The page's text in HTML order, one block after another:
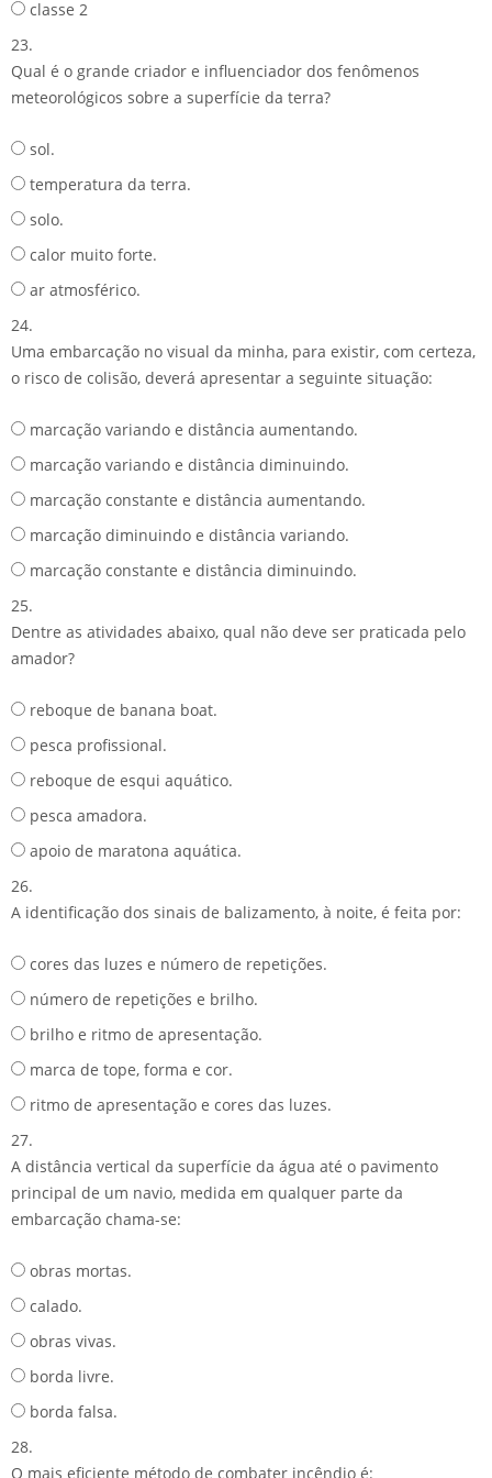
classe 2
23.
Qual é o grande criador e influenciador dos fenômenos
meteorológicos sobre a superfície da terra?
sol.
temperatura da terra.
solo.
calor muito forte.
ar atmosférico.
24.
Uma embarcação no visual da minha, para existir, com certeza,
o risco de colisão, deverá apresentar a seguinte situação:
marcação variando e distância aumentando.
marcação variando e distância diminuindo.
marcação constante e distância aumentando.
marcação diminuindo e distância variando.
marcação constante e distância diminuindo.
25.
Dentre as atividades abaixo, qual não deve ser praticada pelo
amador?
reboque de banana boat.
pesca profissional.
reboque de esqui aquático.
pesca amadora.
apoio de maratona aquática.
26.
A identificação dos sinais de balizamento, à noite, é feita por:
cores das luzes e número de repetições.
número de repetições e brilho.
brilho e ritmo de apresentação.
marca de tope, forma e cor.
ritmo de apresentação e cores das luzes.
27.
A distância vertical da superfície da água até o pavimento
principal de um navio, medida em qualquer parte da
embarcação chama-se:
obras mortas.
calado.
obras vivas.
borda livre.
borda falsa.
28.
O mais eficiente método de combater incêndio é: